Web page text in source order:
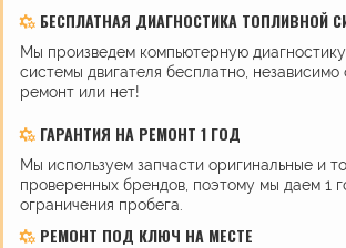
БЕСПЛАТНАЯ ДИАГНОСТИКА ТОПЛИВНОЙ
Мы произведем компьютерную
системы двигателя бесплатно, независимо
ремонт или нет!
ГАРАНТИЯ НА РЕМОНТ 1 ГОД
Мы используем запчасти оригинальные и
проверенных брендов, поэтому мы даем 1
ограничения пробега.
РЕМОНТ ПОД КЛЮЧ НА МЕСТЕ